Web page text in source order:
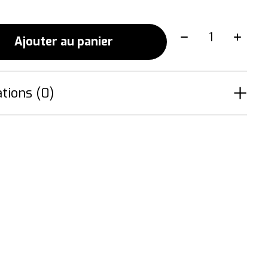
Ajouter au panier
Quantité:
(0)